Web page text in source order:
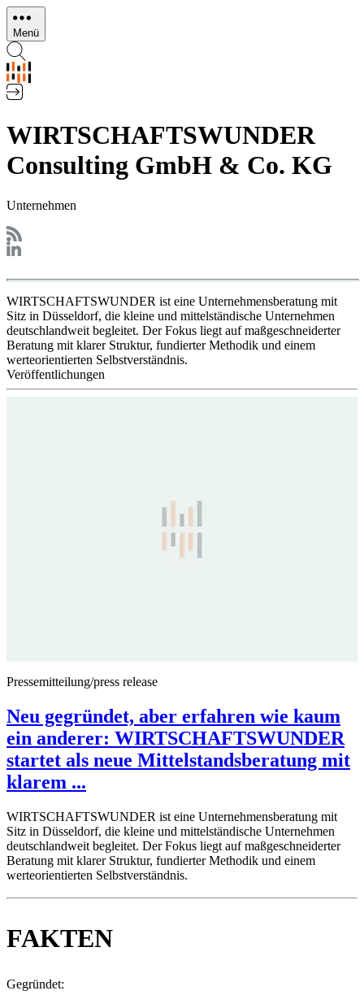
Direkt
zum
Inhalt
Menü
WIRTSCHAFTSWUNDER
Consulting GmbH & Co. KG
Unternehmen
WIRTSCHAFTSWUNDER ist eine Unternehmensberatung mit
Sitz in Düsseldorf, die kleine und mittelständische Unternehmen
deutschlandweit begleitet. Der Fokus liegt auf maßgeschneiderter
Beratung mit klarer Struktur, fundierter Methodik und einem
werteorientierten Selbstverständnis.
Veröffentlichungen
Pressemitteilung/press release
Neu gegründet, aber erfahren wie kaum
ein anderer: WIRTSCHAFTSWUNDER
startet als neue Mittelstandsberatung mit
klarem ...
WIRTSCHAFTSWUNDER ist eine Unternehmensberatung mit
Sitz in Düsseldorf, die kleine und mittelständische Unternehmen
deutschlandweit begleitet. Der Fokus liegt auf maßgeschneiderter
Beratung mit klarer Struktur, fundierter Methodik und einem
werteorientierten Selbstverständnis.
FAKTEN
Gegründet: